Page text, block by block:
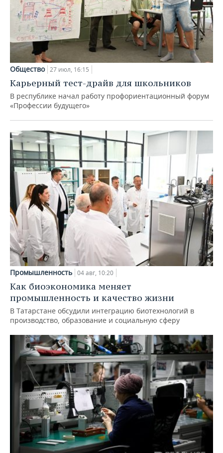
Общество 27 июл, 16:15
Карьерный тест-драйв для школьников
В республике начал работу профориентационный форум
«Профессии будущего»
Промышленность 04 авг, 10:20
Как биоэкономика меняет
промышленность и качество жизни
В Татарстане обсудили интеграцию биотехнологий в
производство, образование и социальную сферу